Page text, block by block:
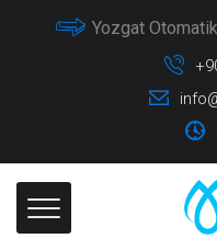
Yozgat